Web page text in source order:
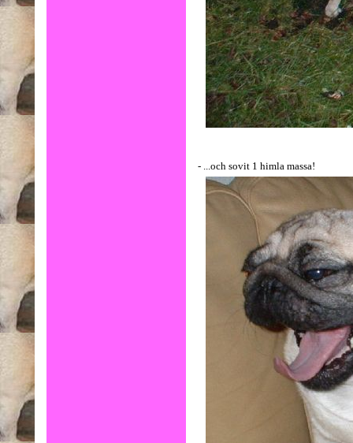
- ...och sovit 1 himla massa!